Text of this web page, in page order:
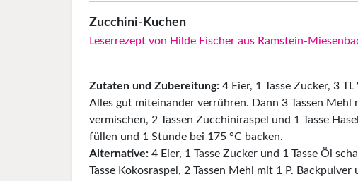
Zucchini-Kuchen
Leserrezept von Hilde Fischer aus Ramstein-
Zutaten und Zubereitung: 4 Eier, 1 Tasse Zucker, 3
Alles gut miteinander verrühren. Dann 3 Tassen
vermischen, 2 Tassen Zucchiniraspel und 1 Tasse
füllen und 1 Stunde bei 175 °C backen.
Alternative: 4 Eier, 1 Tasse Zucker und 1 Tasse Öl
Tasse Kokosraspel, 2 Tassen Mehl mit 1 P.